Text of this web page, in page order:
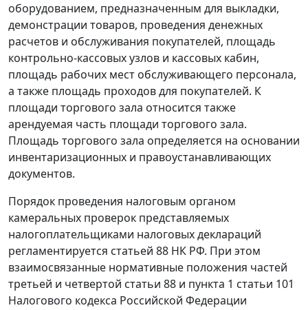
оборудованием, предназначенным для выкладки,
демонстрации товаров, проведения денежных
расчетов и обслуживания покупателей, площадь
контрольно-кассовых узлов и кассовых кабин,
площадь рабочих мест обслуживающего персонала,
а также площадь проходов для покупателей. К
площади торгового зала относится также
арендуемая часть площади торгового зала.
Площадь торгового зала определяется на основании
инвентаризационных и правоустанавливающих
документов.
Порядок проведения налоговым органом
камеральных проверок представляемых
налогоплательщиками налоговых деклараций
регламентируется статьей 88 НК РФ. При этом
взаимосвязанные нормативные положения частей
третьей и четвертой статьи 88 и пункта 1 статьи 101
Налогового кодекса Российской Федерации